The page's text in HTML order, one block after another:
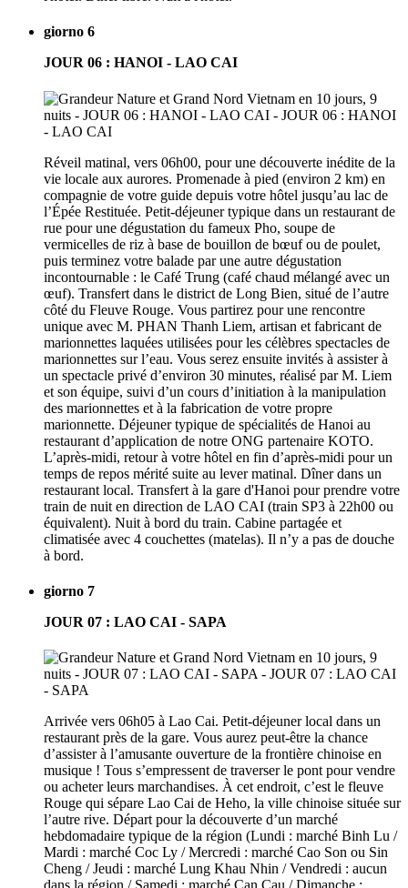
giorno 6
JOUR 06 : HANOI - LAO CAI
Réveil matinal, vers 06h00, pour une découverte inédite de la
vie locale aux aurores. Promenade à pied (environ 2 km) en
compagnie de votre guide depuis votre hôtel jusqu’au lac de
l’Épée Restituée. Petit-déjeuner typique dans un restaurant de
rue pour une dégustation du fameux Pho, soupe de
vermicelles de riz à base de bouillon de bœuf ou de poulet,
puis terminez votre balade par une autre dégustation
incontournable : le Café Trung (café chaud mélangé avec un
œuf). Transfert dans le district de Long Bien, situé de l’autre
côté du Fleuve Rouge. Vous partirez pour une rencontre
unique avec M. PHAN Thanh Liem, artisan et fabricant de
marionnettes laquées utilisées pour les célèbres spectacles de
marionnettes sur l’eau. Vous serez ensuite invités à assister à
un spectacle privé d’environ 30 minutes, réalisé par M. Liem
et son équipe, suivi d’un cours d’initiation à la manipulation
des marionnettes et à la fabrication de votre propre
marionnette. Déjeuner typique de spécialités de Hanoi au
restaurant d’application de notre ONG partenaire KOTO.
L’après-midi, retour à votre hôtel en fin d’après-midi pour un
temps de repos mérité suite au lever matinal. Dîner dans un
restaurant local. Transfert à la gare d'Hanoi pour prendre votre
train de nuit en direction de LAO CAI (train SP3 à 22h00 ou
équivalent). Nuit à bord du train. Cabine partagée et
climatisée avec 4 couchettes (matelas). Il n’y a pas de douche
à bord.
giorno 7
JOUR 07 : LAO CAI - SAPA
Arrivée vers 06h05 à Lao Cai. Petit-déjeuner local dans un
restaurant près de la gare. Vous aurez peut-être la chance
d’assister à l’amusante ouverture de la frontière chinoise en
musique ! Tous s’empressent de traverser le pont pour vendre
ou acheter leurs marchandises. À cet endroit, c’est le fleuve
Rouge qui sépare Lao Cai de Heho, la ville chinoise située sur
l’autre rive. Départ pour la découverte d’un marché
hebdomadaire typique de la région (Lundi : marché Binh Lu /
Mardi : marché Coc Ly / Mercredi : marché Cao Son ou Sin
Cheng / Jeudi : marché Lung Khau Nhin / Vendredi : aucun
dans la région / Samedi : marché Can Cau / Dimanche :